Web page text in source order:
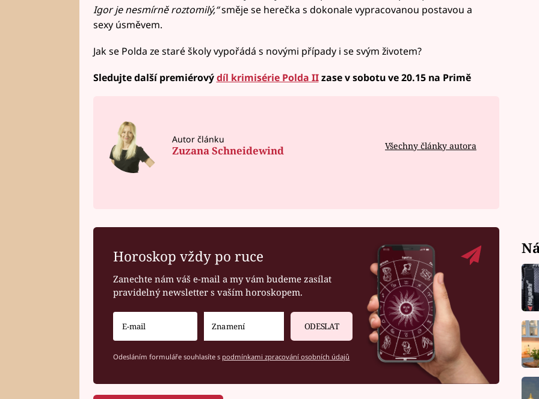
Igor je nesmírně roztomilý,“směje se herečka s dokonale vypracovanou postavou a
sexy úsměvem.
Jak se Polda ze staré školy vypořádá s novými případy i se svým životem?
Sledujte další premiérovýdíl krimisérie Polda IIzase v sobotu ve 20.15 na Primě
Autor článku
Zuzana Schneidewind Všechny články autora
Horoskop vždy po ruce
Zanechte nám váš e-mail a my vám budeme zasílat
pravidelný newsletter s vaším horoskopem.
ODESLAT
Odesláním formuláře souhlasíte s podmínkami zpracování osobních údajů